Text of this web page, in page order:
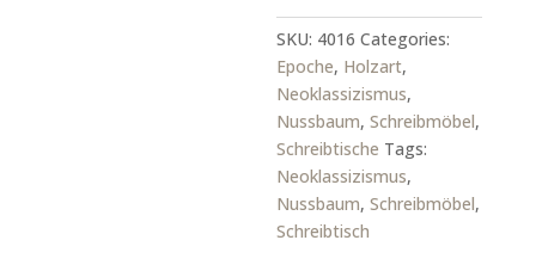
Neo-
Klassizismus
quantity
SKU: 4016 Categories:
Epoche, Holzart,
Neoklassizismus,
Nussbaum,Schreibmöbel,
Schreibtische Tags:
Neoklassizismus,
Nussbaum,Schreibmöbel,
Schreibtisch